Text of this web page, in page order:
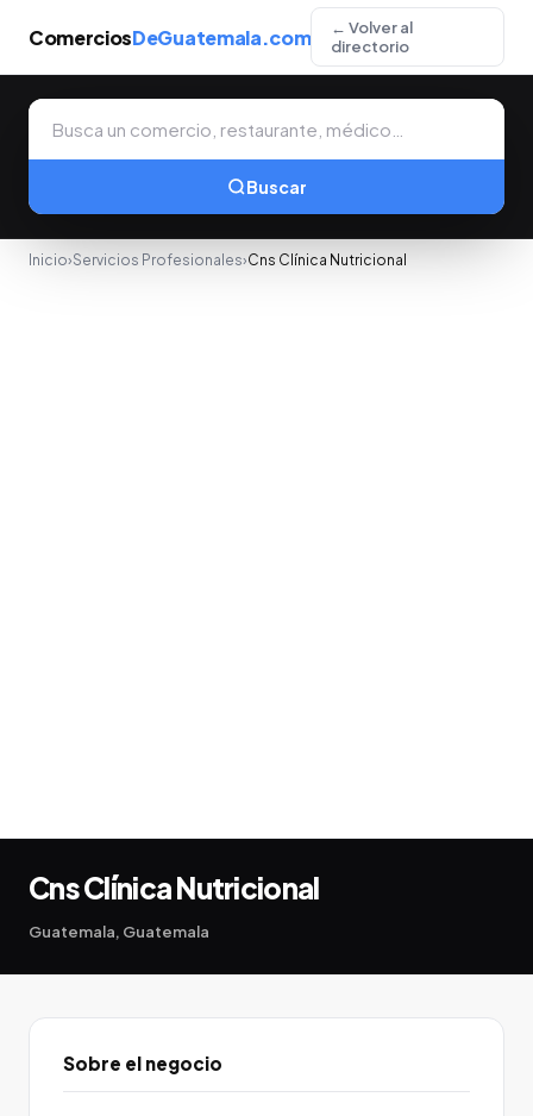
ComerciosDeGuatemala.com
← Volver al
directorio
Buscar
Inicio›Servicios Profesionales›Cns Clínica Nutricional
Cns Clínica Nutricional
Guatemala, Guatemala
Sobre el negocio